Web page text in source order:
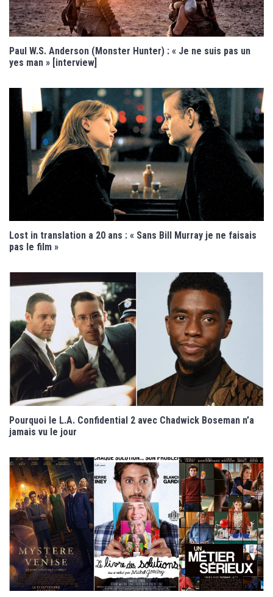
Paul W.S. Anderson (Monster Hunter) : « Je ne suis pas un
yes man » [interview]
Lost in translation a 20 ans : « Sans Bill Murray je ne faisais
pas le film »
Pourquoi le L.A. Confidential 2 avec Chadwick Boseman n’a
jamais vu le jour